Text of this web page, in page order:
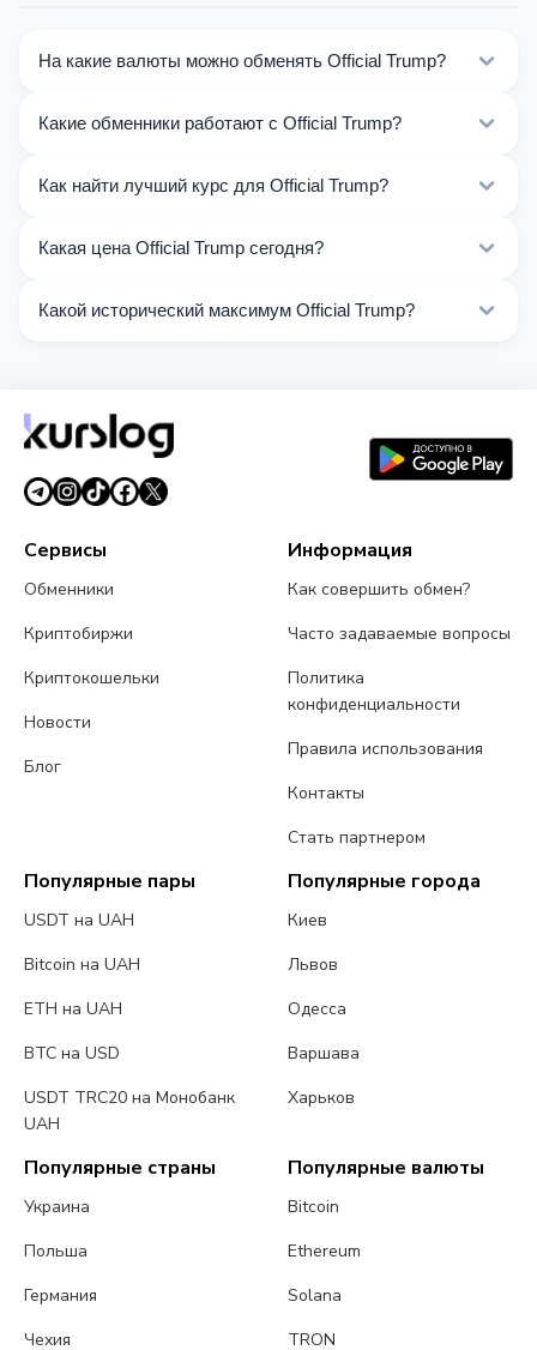
На какие валюты можно обменять Official Trump?
Trump. Выберите нужное направление из списка на
Какие обменники работают с Official Trump?
операции с Official Trump.
Как найти лучший курс для Official Trump?
обменников на этой странице. Курсы обновляются в
Какая цена Official Trump сегодня?
составляет $1.48. За последние 24 часа цена
Какой исторический максимум Official Trump?
Сервисы
Обменники
Криптобиржи
Криптокошельки
Новости
Блог
Информация
Как совершить обмен?
Часто задаваемые вопросы
Политика
конфиденциальности
Правила использования
Контакты
Стать партнером
Популярные пары
USDT на UAH
Bitcoin на UAH
ETH на UAH
BTC на USD
USDT TRC20 на Монобанк
UAH
Популярные города
Киев
Львов
Одесса
Варшава
Харьков
Популярные страны
Украина
Польша
Германия
Чехия
Популярные валюты
Bitcoin
Ethereum
Solana
TRON